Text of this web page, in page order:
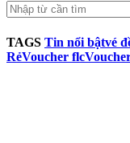
TAGS Tin nổi bậtvé
RẻVoucher flc